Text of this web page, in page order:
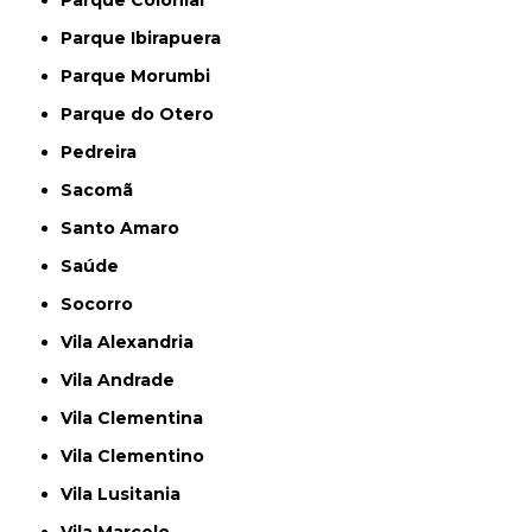
Parque Ibirapuera
Parque Morumbi
Parque do Otero
Pedreira
Sacomã
Santo Amaro
Saúde
Socorro
Vila Alexandria
Vila Andrade
Vila Clementina
Vila Clementino
Vila Lusitania